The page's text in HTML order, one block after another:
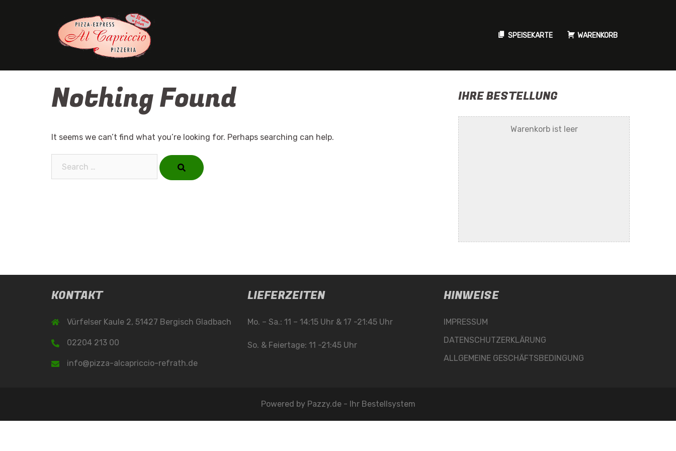
SPEISEKARTE WARENKORB
Nothing Found
It seems we can’t find what you’re looking for. Perhaps searching can help.
IHRE BESTELLUNG
Warenkorb ist leer
KONTAKT
Vürfelser Kaule 2, 51427 Bergisch Gladbach
02204 213 00
info@pizza-alcapriccio-refrath.de
LIEFERZEITEN
Mo. – Sa.: 11 – 14:15 Uhr & 17 -21:45 Uhr
So. & Feiertage: 11 -21:45 Uhr
HINWEISE
IMPRESSUM
DATENSCHUTZERKLÄRUNG
ALLGEMEINE GESCHÄFTSBEDINGUNG
Powered by Pazzy.de - Ihr Bestellsystem